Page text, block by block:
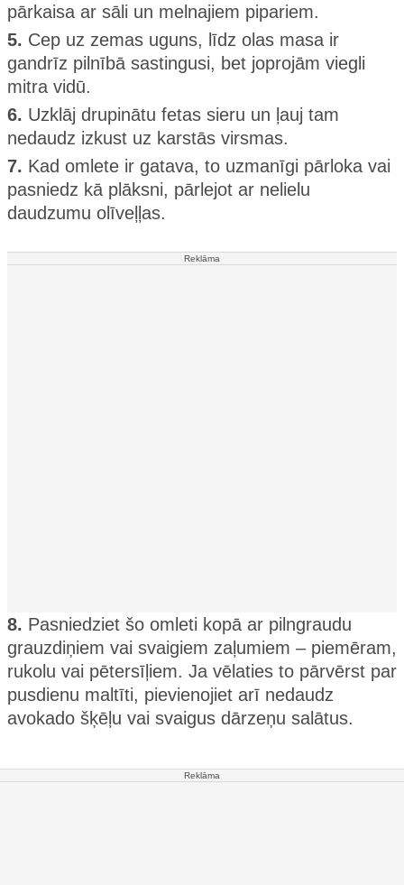
pārkaisa ar sāli un melnajiem pipariem.
5. Cep uz zemas uguns, līdz olas masa ir
gandrīz pilnībā sastingusi, bet joprojām viegli
mitra vidū.
6. Uzklāj drupinātu fetas sieru un ļauj tam
nedaudz izkust uz karstās virsmas.
7. Kad omlete ir gatava, to uzmanīgi pārloka vai
pasniedz kā plāksni, pārlejot ar nelielu
daudzumu olīveļļas.
Reklāma
8. Pasniedziet šo omleti kopā ar pilngraudu
grauzdiņiem vai svaigiem zaļumiem – piemēram,
rukolu vai pētersīļiem. Ja vēlaties to pārvērst par
pusdienu maltīti, pievienojiet arī nedaudz
avokado šķēļu vai svaigus dārzeņu salātus.
Reklāma